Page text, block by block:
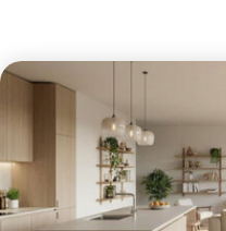
Actualités
Ressources
Financer